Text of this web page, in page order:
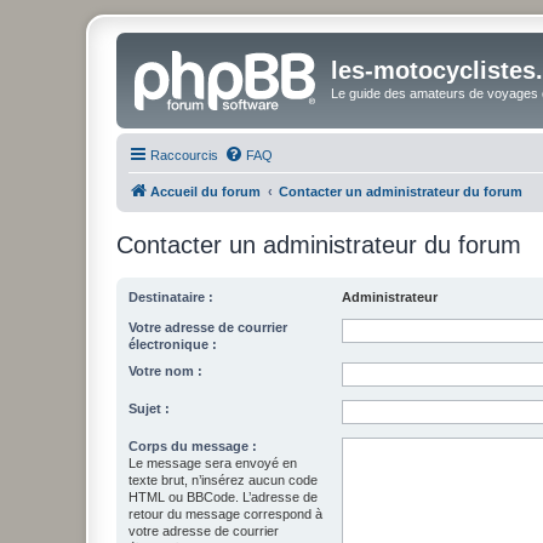
les-
Le guide des amateurs de
Raccourcis FAQ
Accueil du forum Contacter un administrateur du forum
Contacter un administrateur du forum
Destinataire : Administrateur
Votre adresse de courrier
électronique :
Votre nom :
Sujet :
Corps du message :
Le message sera envoyé en
texte brut, n’insérez aucun code
HTML ou BBCode. L’adresse de
retour du message correspond à
votre adresse de courrier